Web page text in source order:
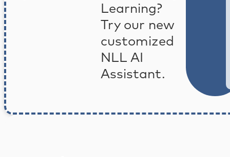
Learning?
Try our new
customized
NLL AI
Assistant.